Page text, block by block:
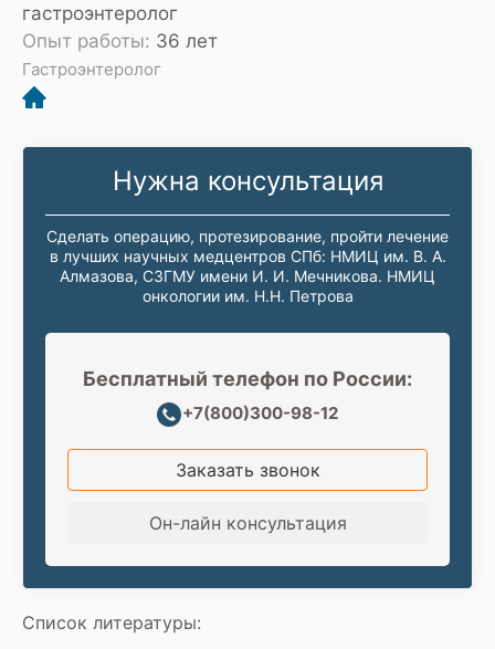
гастроэнтеролог
Опыт работы: 36 лет
Гастроэнтеролог
Нужна консультация
Сделать операцию, протезирование, пройти лечение
в лучших научных медцентров СПб: НМИЦ им. В. А.
Алмазова, СЗГМУ имени И. И. Мечникова. НМИЦ
онкологии им. Н.Н. Петрова
Бесплатный телефон по России:
+7(800)300-98-12
Заказать звонок
Он-лайн консультация
Список литературы: